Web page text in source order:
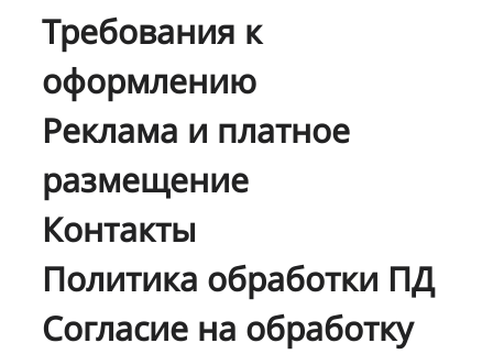
Требования к
оформлению
Реклама и платное
размещение
Контакты
Политика обработки ПД
Согласие на обработку